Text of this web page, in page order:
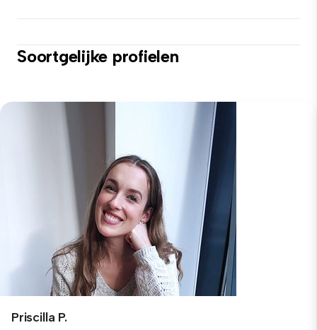
Soortgelijke profielen
Priscilla P.